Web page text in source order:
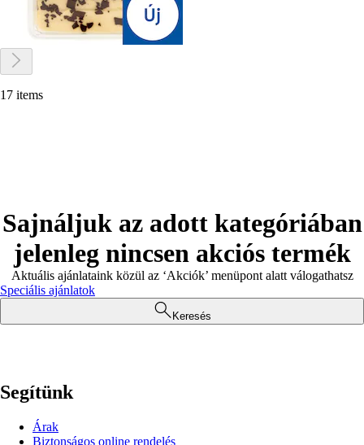
17 items
Sajnáljuk az adott kategóriában
jelenleg nincsen akciós termék
Aktuális ajánlataink közül az ‘Akciók’ menüpont alatt válogathatsz
Speciális ajánlatok
Keresés
Segítünk
Árak
Biztonságos online rendelés